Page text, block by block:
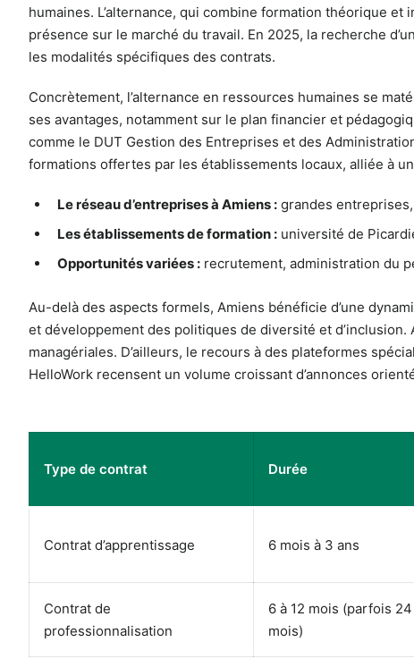
humaines. L’alternance, qui combine formation théorique
présence sur le marché du travail. En 2025, la recherche
les modalités spécifiques des contrats.
Concrètement, l’alternance en ressources humaines se
ses avantages, notamment sur le plan financier et
comme le DUT Gestion des Entreprises et des
formations offertes par les établissements locaux, alliée à
Le réseau d’entreprises à Amiens : grandes
Les établissements de formation : université de
Opportunités variées : recrutement, administration du
Au-delà des aspects formels, Amiens bénéficie d’une
et développement des politiques de diversité et
managériales. D’ailleurs, le recours à des plateformes
HelloWork recensent un volume croissant d’annonces
Type de contrat Durée
Contrat d’apprentissage 6 mois à 3 ans
Contrat de
professionnalisation
6 à 12 mois (parfois 24
mois)